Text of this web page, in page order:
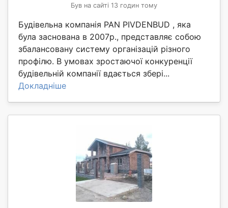
Був на сайті 13 годин тому
Будівельна компанія PAN PIVDENBUD , яка
була заснована в 2007р., представляє собою
збалансовану систему організацій різного
профілю. В умовах зростаючої конкуренції
будівельній компанії вдається збері...
Докладніше